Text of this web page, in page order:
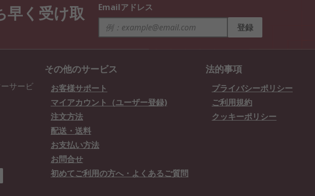
早く受け取
Emailアドレス
登録
サービ
その他のサービス
お客様サポート
マイアカウント（ユーザー登録)
注文方法
配送・送料
お支払い方法
お問合せ
初めてご利用の方へ・よくあるご質問
法的事項
プライバシーポリシー
ご利用規約
クッキーポリシー